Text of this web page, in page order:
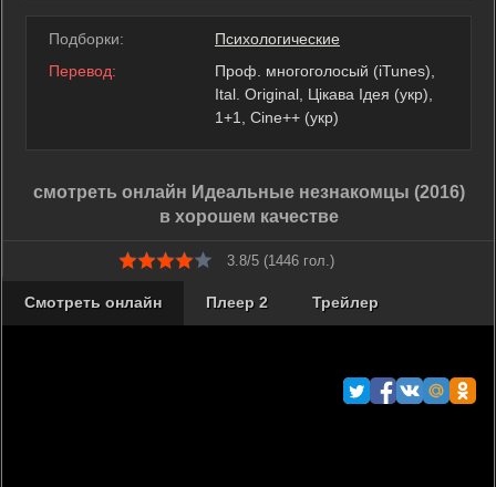
Подборки:
Психологические
Перевод:
Проф. многоголосый (iTunes),
Ital. Original, Цікава Ідея (укр),
1+1, Cine++ (укр)
смотреть онлайн Идеальные незнакомцы (2016)
в хорошем качестве
3.8/5 (1446 гол.)
Смотреть онлайн Плеер 2 Трейлер